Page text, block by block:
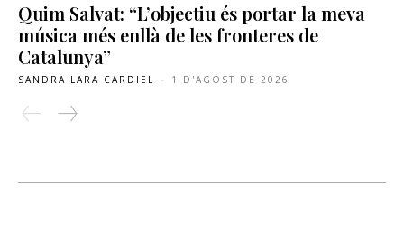
Quim Salvat: “L’objectiu és portar la meva
música més enllà de les fronteres de
Catalunya”
SANDRA LARA CARDIEL - 1 D'AGOST DE 2026